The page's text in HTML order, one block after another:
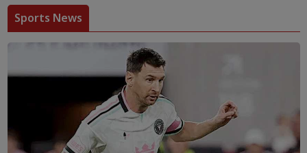
Sports News